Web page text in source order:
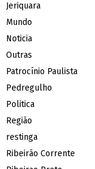
Jeriquara
Mundo
Noticia
Outras
Patrocínio Paulista
Pedregulho
Politica
Região
restinga
Ribeirão Corrente